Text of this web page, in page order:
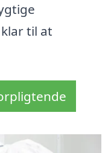
til at